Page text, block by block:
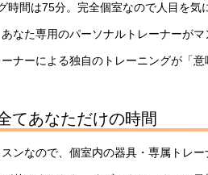
時間は75分。完全個室なので人目を気
なた専用のパーソナルトレーナーが
ナーによる独自のトレーニングが「
てあなただけの時間
ンなので、個室内の器具・専属トレー